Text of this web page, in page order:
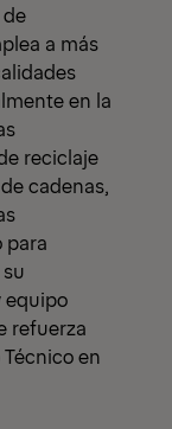
de
a más
en la
reciclaje
cadenas,
para
equipo
refuerza
en